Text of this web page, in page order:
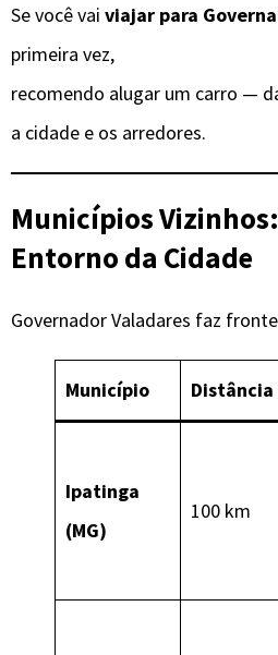
Se você vai viajar para
primeira vez,
recomendo alugar um carro —
a cidade e os arredores.
Municípios
Entorno da Cidade
Governador Valadares faz
Município Distância
Ipatinga
(MG)
100 km